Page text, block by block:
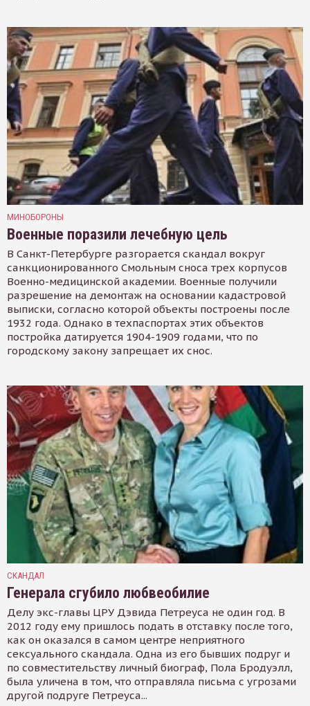
МИНОБОРОНЫ
Военные поразили лечебную цель
В Санкт-Петербурге разгорается скандал вокруг
санкционированного Смольным сноса трех корпусов
Военно-медицинской академии. Военные получили
разрешение на демонтаж на основании кадастровой
выписки, согласно которой объекты построены после
1932 года. Однако в техпаспортах этих объектов
постройка датируется 1904-1909 годами, что по
городскому закону запрещает их снос.
СКАНДАЛ
Генерала сгубило любвеобилие
Делу экс-главы ЦРУ Дэвида Петреуса не один год. В
2012 году ему пришлось подать в отставку после того,
как он оказался в самом центре неприятного
сексуального скандала. Одна из его бывших подруг и
по совместительству личный биограф, Пола Бродуэлл,
была уличена в том, что отправляла письма с угрозами
другой подруге Петреуса...